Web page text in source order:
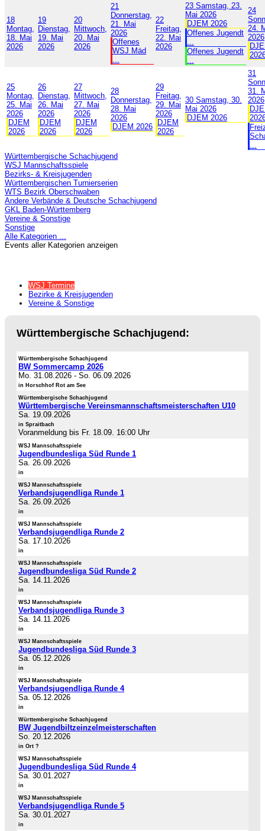
18
Montag,
18. Mai
2026
19
Dienstag,
19. Mai
2026
20
Mittwoch,
20. Mai
2026
21
Donnerstag,
21. Mai
2026
Offenes
WSJ Mäd
22
Freitag,
22. Mai
2026
23 Samstag, 23.
Mai 2026
DJEM 2026
Offenes Jugendt
Offenes Jugendt
24
24.
2026
25
Montag,
25. Mai
2026
DJEM
2026
26
Dienstag,
26. Mai
2026
DJEM
2026
27
Mittwoch,
27. Mai
2026
DJEM
2026
28
Donnerstag,
28. Mai
2026
DJEM 2026
29
Freitag,
29. Mai
2026
DJEM
2026
30 Samstag, 30.
Mai 2026
DJEM 2026
31
31.
2026
Württembergische Schachjugend
WSJ Mannschaftsspiele
Bezirks- & Kreisjugenden
Württembergischen Turnierserien
WTS Bezirk Oberschwaben
Andere Verbände & Deutsche Schachjugend
GKL Baden-Württemberg
Vereine & Sonstige
Sonstige
Alle Kategorien ...
Events aller Kategorien anzeigen
WSJ Termine
Bezirke & Kreisjugenden
Vereine & Sonstige
Württembergische Schachjugend:
Württembergische Schachjugend
BW Sommercamp 2026
Mo. 31.08.2026 - So. 06.09.2026
in Horschhof Rot am See
Württembergische Schachjugend
Württembergische Vereinsmannschaftsmeisterschaften U10
Sa. 19.09.2026
in Spraitbach
Voranmeldung bis Fr. 18.09. 16:00 Uhr
WSJ Mannschaftsspiele
Jugendbundesliga Süd Runde 1
Sa. 26.09.2026
in
WSJ Mannschaftsspiele
Verbandsjugendliga Runde 1
Sa. 26.09.2026
in
WSJ Mannschaftsspiele
Verbandsjugendliga Runde 2
Sa. 17.10.2026
in
WSJ Mannschaftsspiele
Jugendbundesliga Süd Runde 2
Sa. 14.11.2026
in
WSJ Mannschaftsspiele
Verbandsjugendliga Runde 3
Sa. 14.11.2026
in
WSJ Mannschaftsspiele
Jugendbundesliga Süd Runde 3
Sa. 05.12.2026
in
WSJ Mannschaftsspiele
Verbandsjugendliga Runde 4
Sa. 05.12.2026
in
Württembergische Schachjugend
BW Jugendbiltzeinzelmeisterschaften
So. 20.12.2026
in Ort ?
WSJ Mannschaftsspiele
Jugendbundesliga Süd Runde 4
Sa. 30.01.2027
in
WSJ Mannschaftsspiele
Verbandsjugendliga Runde 5
Sa. 30.01.2027
in